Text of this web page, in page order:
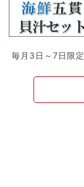
毎月3日～7日限